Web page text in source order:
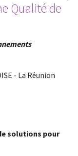
Qualité de
- La Réunion
solutions pour